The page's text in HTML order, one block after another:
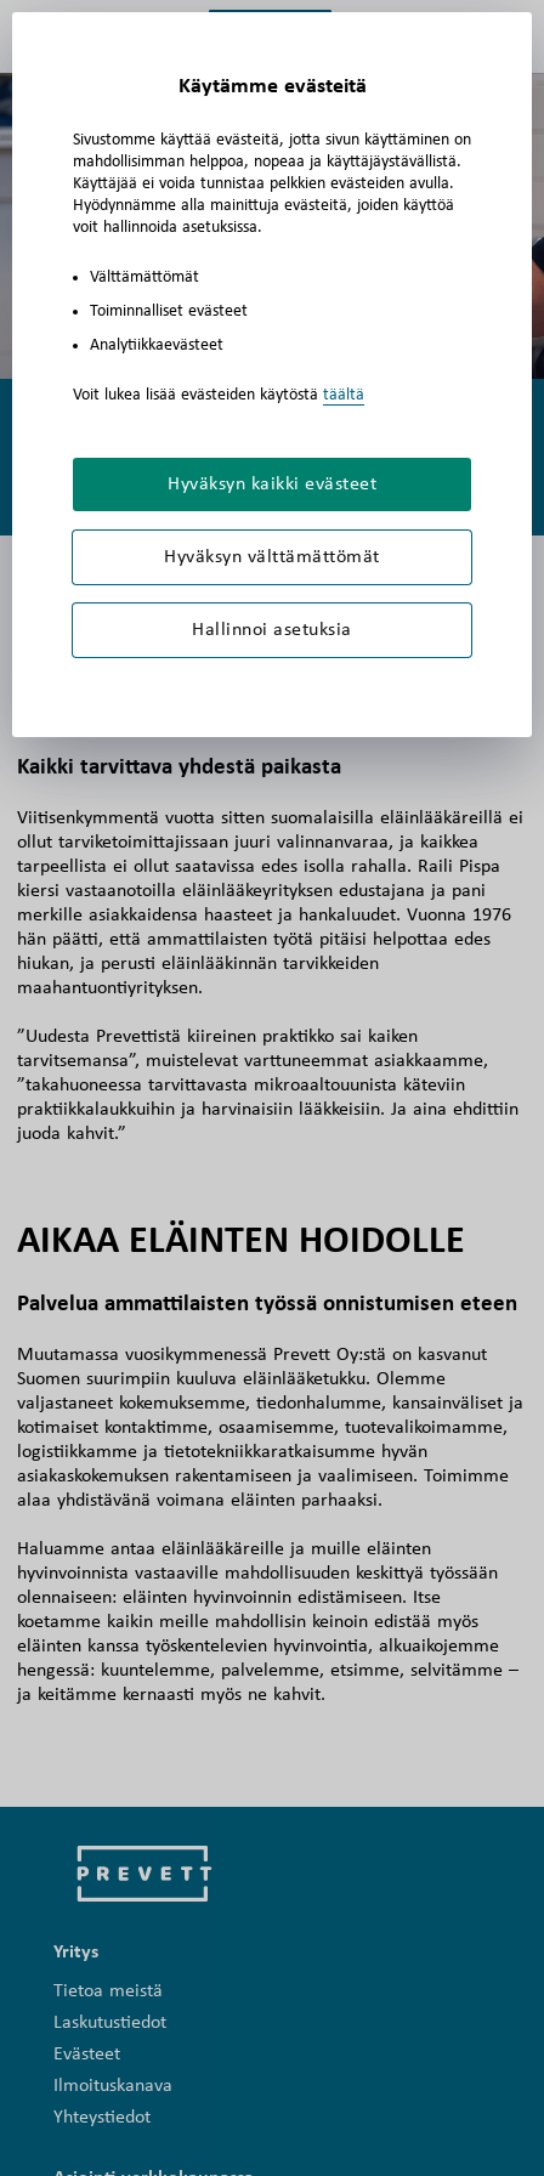
AMMATTILAISTEN TUKENA
Kaikki tarvittava yhdestä paikasta
Viitisenkymmentä vuotta sitten suomalaisilla eläinlääkäreillä ei
ollut tarviketoimittajissaan juuri valinnanvaraa, ja kaikkea
tarpeellista ei ollut saatavissa edes isolla rahalla. Raili Pispa
kiersi vastaanotoilla eläinlääkeyrityksen edustajana ja pani
merkille asiakkaidensa haasteet ja hankaluudet. Vuonna 1976
hän päätti, että ammattilaisten työtä pitäisi helpottaa edes
hiukan, ja perusti eläinlääkinnän tarvikkeiden
maahantuontiyrityksen.
”Uudesta Prevettistä kiireinen praktikko sai kaiken
tarvitsemansa”, muistelevat varttuneemmat asiakkaamme,
”takahuoneessa tarvittavasta mikroaaltouunista käteviin
praktiikkalaukkuihin ja harvinaisiin lääkkeisiin. Ja aina ehdittiin
juoda kahvit.”
AIKAA ELÄINTEN HOIDOLLE
Palvelua ammattilaisten työssä onnistumisen eteen
Muutamassa vuosikymmenessä Prevett Oy:stä on kasvanut
Suomen suurimpiin kuuluva eläinlääketukku. Olemme
valjastaneet kokemuksemme, tiedonhalumme, kansainväliset ja
kotimaiset kontaktimme, osaamisemme, tuotevalikoimamme,
logistiikkamme ja tietotekniikkaratkaisumme hyvän
asiakaskokemuksen rakentamiseen ja vaalimiseen. Toimimme
alaa yhdistävänä voimana eläinten parhaaksi.
Haluamme antaa eläinlääkäreille ja muille eläinten
hyvinvoinnista vastaaville mahdollisuuden keskittyä työssään
olennaiseen: eläinten hyvinvoinnin edistämiseen. Itse
koetamme kaikin meille mahdollisin keinoin edistää myös
eläinten kanssa työskentelevien hyvinvointia, alkuaikojemme
hengessä: kuuntelemme, palvelemme, etsimme, selvitämme –
ja keitämme kernaasti myös ne kahvit.
Käytämme evästeitä
Sivustomme käyttää evästeitä, jotta sivun käyttäminen on
mahdollisimman helppoa, nopeaa ja käyttäjäystävällistä.
Käyttäjää ei voida tunnistaa pelkkien evästeiden avulla.
Hyödynnämme alla mainittuja evästeitä, joiden käyttöä
voit hallinnoida asetuksissa.
Välttämättömät
Toiminnalliset evästeet
Analytiikkaevästeet
Voit lukea lisää evästeiden käytöstä täältä
Hyväksyn kaikki evästeet
Hyväksyn välttämättömät
Hallinnoi asetuksia
Yrityksemme | Prevett has loaded
Yritys
Tietoa meistä
Laskutustiedot
Evästeet
Ilmoituskanava
Yhteystiedot